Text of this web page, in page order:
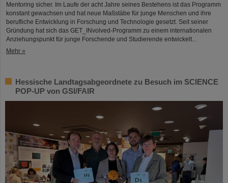
Mentoring sicher. Im Laufe der acht Jahre seines Bestehens ist das Programm
konstant gewachsen und hat neue Maßstäbe für junge Menschen und ihre
berufliche Entwicklung in Forschung und Technologie gesetzt. Seit seiner
Gründung hat sich das GET_INvolved-Programm zu einem internationalen
Anziehungspunkt für junge Forschende und Studierende entwickelt...
Mehr »
Hessische Landtagsabgeordnete zu Besuch im SCIENCE
POP-UP von GSI/FAIR